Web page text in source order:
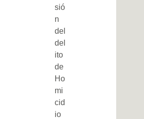
sió
n
del
del
ito
de
Ho
mi
cid
io